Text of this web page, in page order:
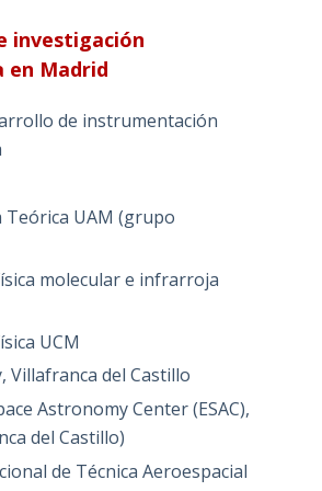
investigación
en Madrid
de instrumentación
Teórica UAM (grupo
molecular e infrarroja
UCM
Villafranca del Castillo
Astronomy Center (ESAC),
del Castillo)
de Técnica Aeroespacial